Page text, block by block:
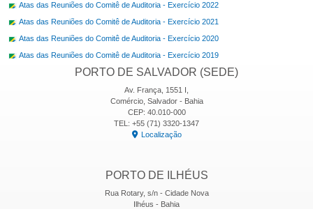
Atas das Reuniões do Comitê de Auditoria - Exercício 2022
Atas das Reuniões do Comitê de Auditoria - Exercício 2021
Atas das Reuniões do Comitê de Auditoria - Exercício 2020
Atas das Reuniões do Comitê de Auditoria - Exercício 2019
PORTO DE SALVADOR (SEDE)
Av. França, 1551 I,
Comércio, Salvador - Bahia
CEP: 40.010-000
TEL: +55 (71) 3320-1347
Localização
PORTO DE ILHÉUS
Rua Rotary, s/n - Cidade Nova
Ilhéus - Bahia